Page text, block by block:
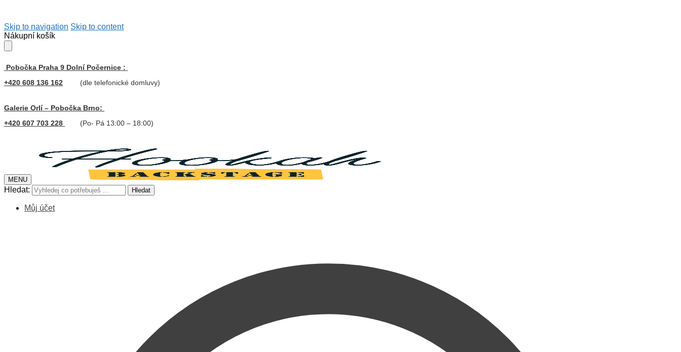
Skip to navigation Skip to content
Nákupní košík
Pobočka Praha 9 Dolní Počernice :
+420 608 136 162
(dle telefonické domluvy)
Galerie Orlí – Pobočka Brno:
+420 607 703 228
(Po- Pá 13:00 – 18:00)
MENU
Hledat: Hledat
Můj účet